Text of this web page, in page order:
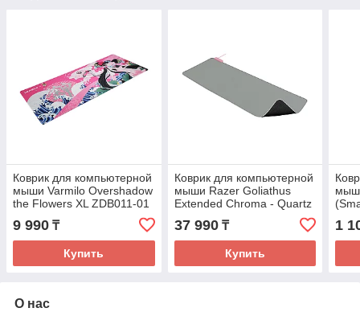
Коврик для компьютерной
мыши Varmilo Overshadow
the Flowers XL ZDB011-01
9 990 ₸
Купить
Коврик для компьютерной
мыши Razer Goliathus
Extended Chroma - Quartz
37 990₸
Купить
1
О нас